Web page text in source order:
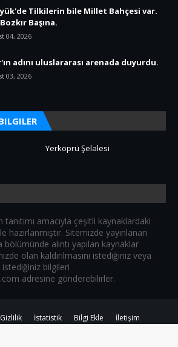
Tilkilerin bile Millet Bahçesi var.
Bozkır Başına.
04, 2026
adını uluslararası arenada duyurdu.
03, 2026
Yerköprü Şelalesi
amacıyla çeşitli kaynaklardaki
hazırlanmıştır. Sitemizde yayınlanan
alıntı yapılan kaynaklar
olan kaldırılmasını istediğiniz veya
bilgileri
adresine gönderebilirler.
Gizlilik İstatistik Bilgi Ekle
İletişim